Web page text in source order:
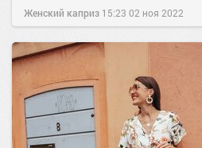
Женский каприз 15:23 02 ноя 2022